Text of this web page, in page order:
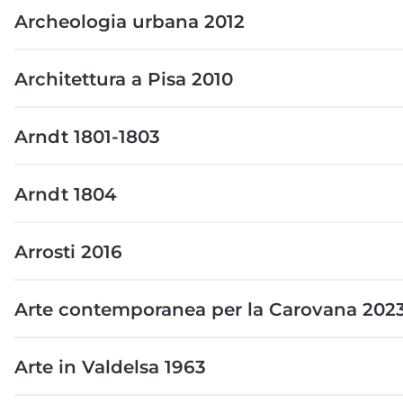
Archeologia urbana 2012
Architettura a Pisa 2010
Arndt 1801-1803
Arndt 1804
Arrosti 2016
Arte contemporanea per la Carovana
Arte in Valdelsa 1963